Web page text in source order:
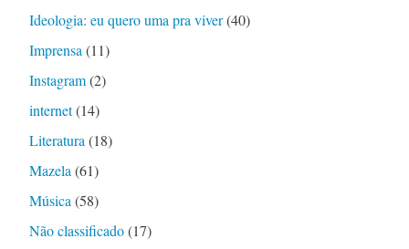
Ideologia: eu quero uma pra viver(40)
Imprensa (11)
Instagram(2)
internet(14)
Literatura (18)
Mazela (61)
Música (58)
Não classificado(17)